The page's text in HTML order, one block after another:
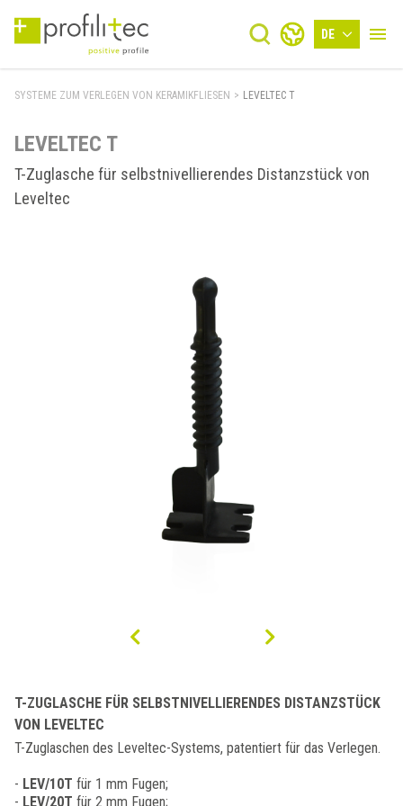
DE
SYSTEME ZUM VERLEGEN VON KERAMIKFLIESEN > LEVELTEC T
LEVELTEC T
T-Zuglasche für selbstnivellierendes Distanzstück von
Leveltec
T-ZUGLASCHE FÜR SELBSTNIVELLIERENDES DISTANZSTÜCK
VON LEVELTEC
T-Zuglaschen des Leveltec-Systems, patentiert für das Verlegen.
- LEV/10T für 1 mm Fugen;
- LEV/20T für 2 mm Fugen;